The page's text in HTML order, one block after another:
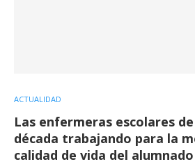
ACTUALIDAD
Las enfermeras escolares
década trabajando para la
calidad de vida del alumnado